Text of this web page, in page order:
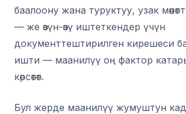
баалоону жана туруктуу, узак
— же өзүн-өзү иштеткендер үчүн
документтештирилген кирешеси
ишти — маанилүү оң фактор
көрсөтөт.
Бул жерде маанилүү жумуштун